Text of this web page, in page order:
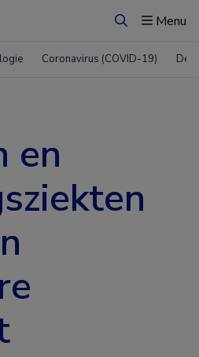
ZoekenMenu
Coronavirus (COVID-19)
en